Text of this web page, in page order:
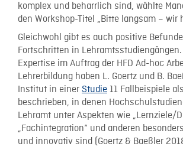
komplex und beharrlich sind, wählte
den Workshop-Titel „Bitte langsam – wir
Gleichwohl gibt es auch positive
Fortschritten in
Expertise im Auftrag der HFD Ad-hoc
Lehrerbildung haben L. Goertz und B.
Institut in einer Studie 11 Fallbeispiele
beschrieben, in denen
Lehramt unter Aspekten wie „Lernziele/
„Fachintegration“ und anderen
und innovativ sind (Goertz & Baeßler